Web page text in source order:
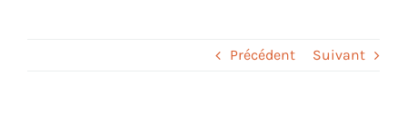
Fortify Précédent Suivant